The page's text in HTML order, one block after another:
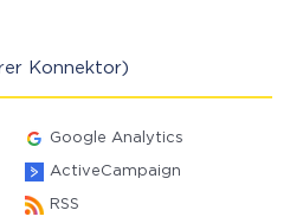
Konnektor)
Google Analytics
ActiveCampaign
RSS